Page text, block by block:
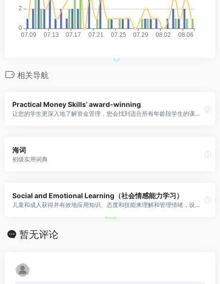
相关导航
Practical Money Skills’ award-winning
让您的学生更深入地了解资金管理，您会找到适合所有年龄段学生的课程计划——从学龄前儿童和小学生到青少年和大学生
海词
初级实用词典
Social and Emotional Learning（社会情感能力学习）
儿童和成人获得并有效地应用知识、态度和技能来理解和管理情绪，设定和实现积极的目标，感受并表现出对他人的同情心，建立和维持积极的关系，并做出负责任的决定的过程。
暂无评论